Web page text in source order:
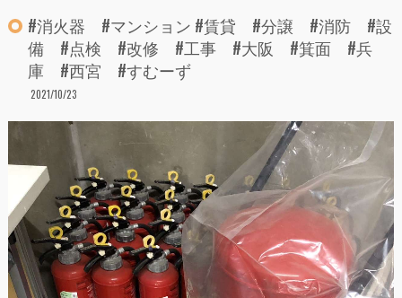
#消火器 #マンション #賃貸 #分譲 #消防 #設
備 #点検 #改修 #工事 #大阪 #箕面 #兵
庫 #西宮 #すむーず
2021/10/23